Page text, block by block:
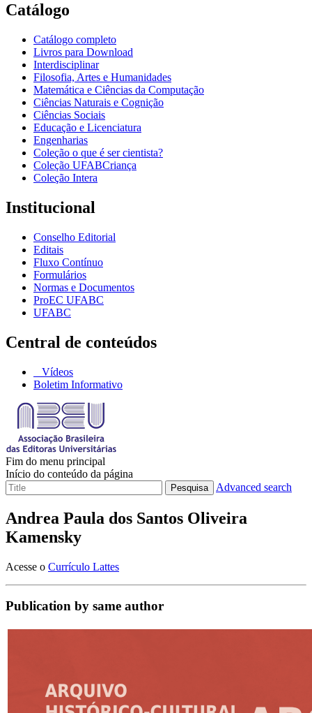
Catálogo
Catálogo completo
Livros para Download
Interdisciplinar
Filosofia, Artes e Humanidades
Matemática e Ciências da Computação
Ciências Naturais e Cognição
Ciências Sociais
Educação e Licenciatura
Engenharias
Coleção o que é ser cientista?
Coleção UFABCriança
Coleção Intera
Institucional
Conselho Editorial
Editais
Fluxo Contínuo
Formulários
Normas e Documentos
ProEC UFABC
UFABC
Central de conteúdos
Vídeos
Boletim Informativo
Fim do menu principal
Início do conteúdo da página
Pesquisa Advanced search
Andrea Paula dos Santos Oliveira
Kamensky
Acesse o Currículo Lattes
Publication by same author